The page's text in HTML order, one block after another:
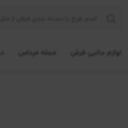
لوازم جانبی فرش مجله مرداس